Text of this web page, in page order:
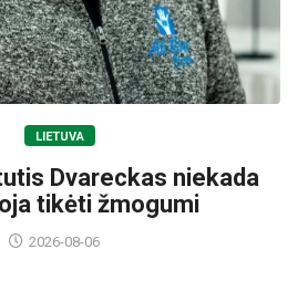
LIETUVA
Dvareckas niekada
tikėti žmogumi
2026-08-06